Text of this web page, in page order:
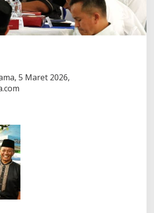
5 Maret 2026,